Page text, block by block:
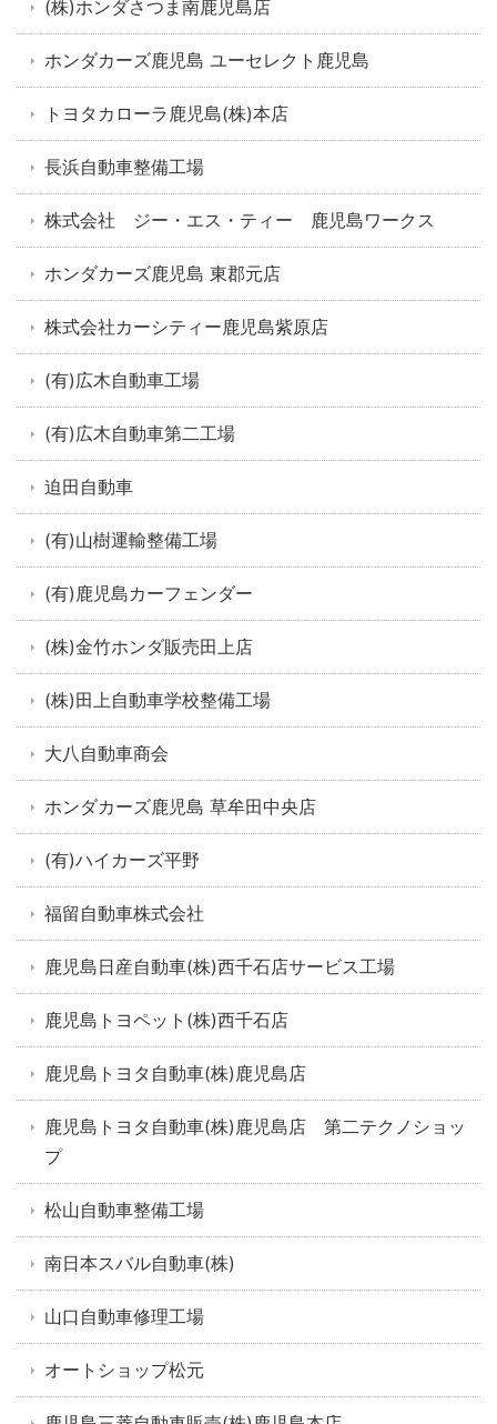
(株)ホンダさつま南鹿児島店
ホンダカーズ鹿児島 ユーセレクト鹿児島
トヨタカローラ鹿児島(株)本店
長浜自動車整備工場
株式会社 ジー・エス・ティー 鹿児島ワークス
ホンダカーズ鹿児島 東郡元店
株式会社カーシティー鹿児島紫原店
(有)広木自動車工場
(有)広木自動車第二工場
迫田自動車
(有)山樹運輸整備工場
(有)鹿児島カーフェンダー
(株)金竹ホンダ販売田上店
(株)田上自動車学校整備工場
大八自動車商会
ホンダカーズ鹿児島 草牟田中央店
(有)ハイカーズ平野
福留自動車株式会社
鹿児島日産自動車(株)西千石店サービス工場
鹿児島トヨペット(株)西千石店
鹿児島トヨタ自動車(株)鹿児島店
鹿児島トヨタ自動車(株)鹿児島店 第二テクノショッ
プ
松山自動車整備工場
南日本スバル自動車(株)
山口自動車修理工場
オートショップ松元